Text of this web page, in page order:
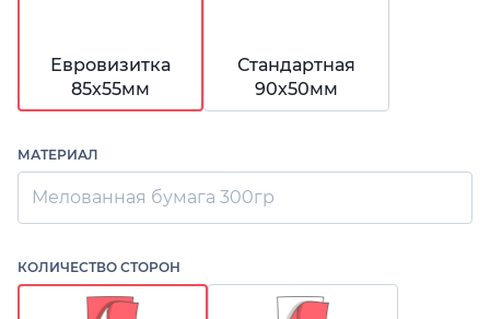
Евровизитка
85х55мм
Стандартная
90х50мм
МАТЕРИАЛ
Мелованная бумага 300гр
КОЛИЧЕСТВО СТОРОН